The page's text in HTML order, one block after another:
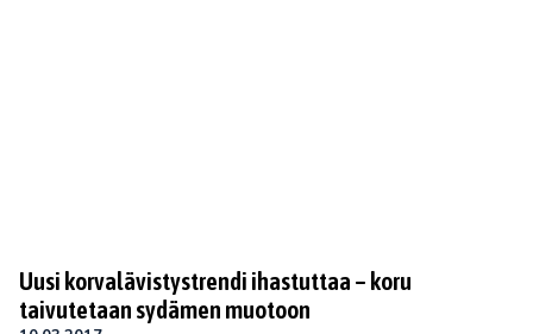
Uusi korvalävistystrendi ihastuttaa – koru
taivutetaan sydämen muotoon